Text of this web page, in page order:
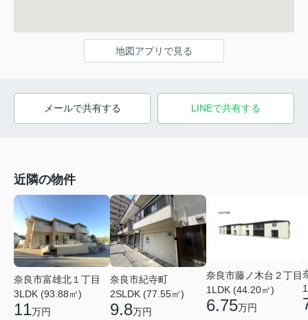
地図アプリで見る
メールで共有する LINEで共有する
近隣の物件
奈良市富雄北１丁目
3LDK (93.88㎡)
11万円
奈良市紀寺町
2SLDK (77.55㎡)
9.8万円
奈良市藤ノ木台２丁目
1LDK (44.20㎡)
6.75万円